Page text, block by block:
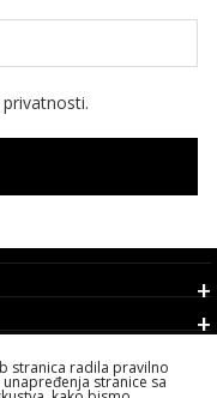
stranica radila pravilno
stranice sa